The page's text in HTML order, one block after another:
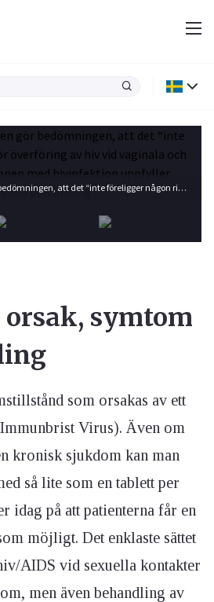
Folkhälsomyndigheten gör bedömningen, att det “inte föreligger någon risk för överföring av hiv vid vaginala och anala samlag, om personen med hivinfektion uppfyller kriterierna för en välinställd behandling". Foto: Shutterstock
orsak, symtom
som orsakas av ett
Virus). Även om
kronisk sjukdom kan man
så lite som en tablett per
idag på att patienterna får en
möjligt. Det enklaste sättet
AIDS vid sexuella kontakter
men även behandling av